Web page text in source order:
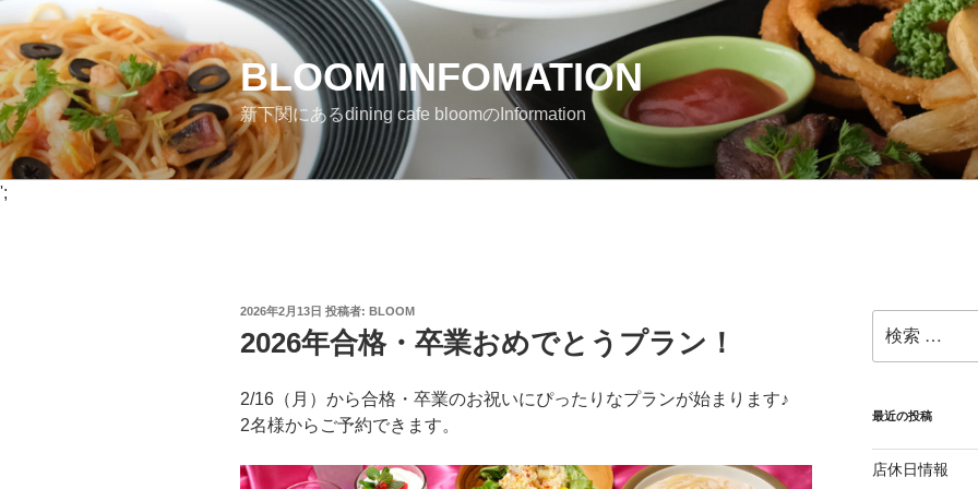
ン
テ
ン
ツ
へ
ス
キ
BLOOM INFOMATION
新下関にあるdining cafe bloomのInformation
';
投
日:
2026年2月13日 投稿者: BLOOM
2026年合格・卒業おめでとうプラン！
2/16（月）から合格・卒業のお祝いにぴったりなプランが始まります♪
2名様からご予約できます。
索:
最近の投稿
店休日情報